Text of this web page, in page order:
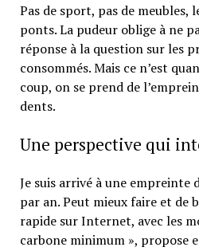
Pas de sport, pas de meubles,
ponts. La pudeur oblige à ne
réponse à la question sur les
consommés. Mais ce n’est
coup, on se prend de
dents.
Une perspective qui
Je suis arrivé à une empreinte
par an. Peut mieux faire et de
rapide sur Internet, avec les
carbone minimum », propose